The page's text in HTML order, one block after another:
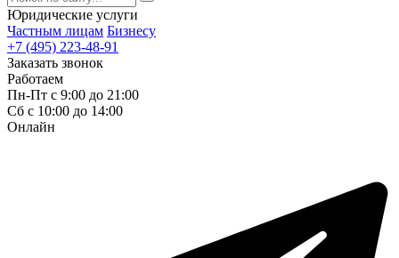
Юридические услуги
Частным лицам Бизнесу
+7 (495) 223-48-91
Заказать звонок
Работаем
Пн-Пт с 9:00 до 21:00
Сб с 10:00 до 14:00
Онлайн